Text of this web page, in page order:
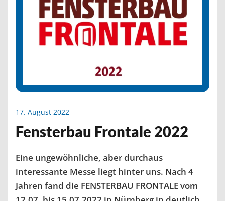
17. August 2022
Fensterbau Frontale 2022
Eine ungewöhnliche, aber durchaus
interessante Messe liegt hinter uns. Nach 4
Jahren fand die FENSTERBAU FRONTALE vom